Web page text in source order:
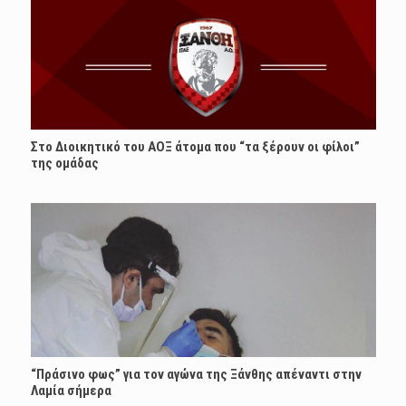
Στο Διοικητικό του ΑΟΞ άτομα που “τα ξέρουν οι φίλοι”
της ομάδας
“Πράσινο φως” για τον αγώνα της Ξάνθης απέναντι στην
Λαμία σήμερα